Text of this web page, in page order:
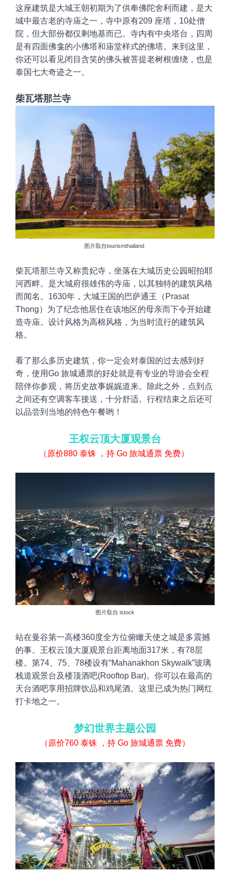
这座建筑是大城王朝初期为了供奉佛陀舍利而建，是大
城中最古老的寺庙之一， 寺中原有209 座塔，10处僧
院，但大部份都仅剩地基而已。寺内有中央塔台，四周
是有四面佛龛的小佛塔和庙堂样式的佛塔。来到这里，
你还可以看见闭目含笑的佛头被菩提老树根缠绕，也是
泰国七大奇迹之一。
柴瓦塔那兰寺
图片取自tourismthailand
柴瓦塔那兰寺又称贵妃寺，坐落在大城历史公园昭拍耶
河西畔。是大城府很雄伟的寺庙，以其独特的建筑风格
而闻名。 1630年，大城王国的巴萨通王（Prasat
Thong）为了纪念他居住在该地区的母亲而下令开始建
造寺庙。设计风格为高棉风格，为当时流行的建筑风
格。
看了那么多历史建筑，你一定会对泰国的过去感到好
奇，使用Go 旅城通票的好处就是有专业的导游会全程
陪伴你参观，将历史故事娓娓道来。除此之外，点到点
之间还有空调客车接送，十分舒适。行程结束之后还可
以品尝到当地的特色午餐哟！
王权云顶大厦观景台
（原价880 泰铢 ，持 Go 旅城通票 免费）
图片取自 istock
站在曼谷第一高楼360度全方位俯瞰天使之城是多震撼
的事。王权云顶大厦观景台距离地面317米，有78层
楼。第74 、75、78楼设有“Mahanakhon Skywalk”玻璃
栈道观景台及楼顶酒吧(Rooftop Bar)。 你可以在最高的
天台酒吧享用招牌饮品和鸡尾酒。这里已成为热门网红
打卡地之一。
梦幻世界主题公园
（原价760 泰铢 ，持 Go 旅城通票 免费）